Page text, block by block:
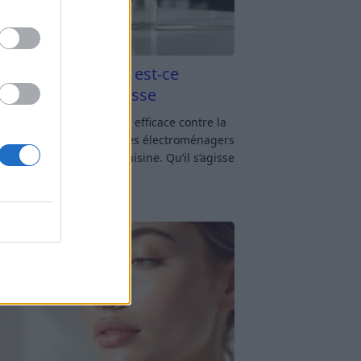
blanc et four est-ce
contre la graisse
blanc et four : est-ce efficace contre la
? Le four fait partie des électroménagers
sollicités dans une cuisine. Qu’il s’agisse